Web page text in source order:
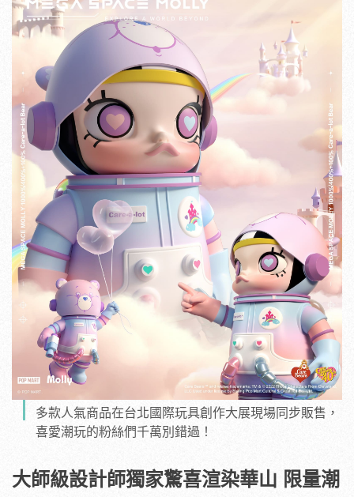
多款人氣商品在台北國際玩具創作大展現場同步販售，
喜愛潮玩的粉絲們千萬別錯過！
大師級設計師獨家驚喜渲染華山 限量潮